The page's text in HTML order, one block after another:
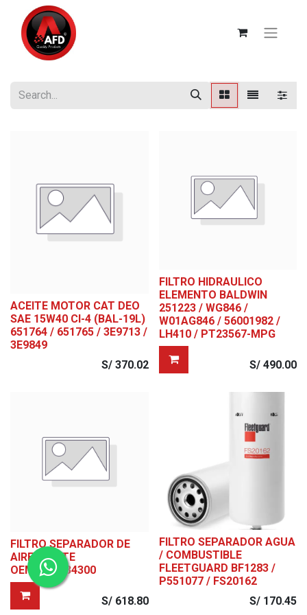
ACEITE MOTOR CAT DEO
SAE 15W40 CI-4 (BAL-19L)
651764 / 651765 / 3E9713 /
3E9849
S/ 370.02
FILTRO HIDRAULICO
ELEMENTO BALDWIN
251223 / WG846 /
W01AG846 / 56001982 /
LH410 / PT23567-MPG
S/ 490.00
FILTRO SEPARADOR DE
AIRE-ACEITE
OEM2901034300
S/ 618.80
FILTRO SEPARADOR AGUA
/ COMBUSTIBLE
FLEETGUARD BF1283 /
P551077 / FS20162
S/ 170.45